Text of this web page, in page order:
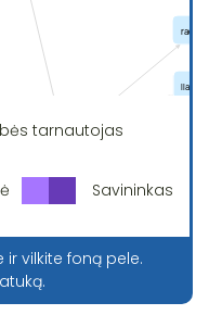
tarnautojas
Savininkas
vilkite foną pele.